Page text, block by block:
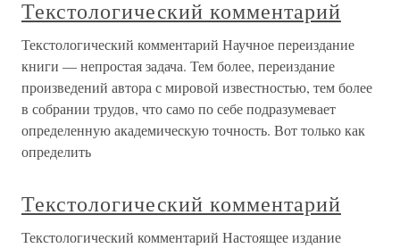
Текстологический комментарий
Текстологический комментарий Научное переиздание
книги — непростая задача. Тем более, переиздание
произведений автора с мировой известностью, тем более
в собрании трудов, что само по себе подразумевает
определенную академическую точность. Вот только как
определить
Текстологический комментарий
Текстологический комментарий Настоящее издание